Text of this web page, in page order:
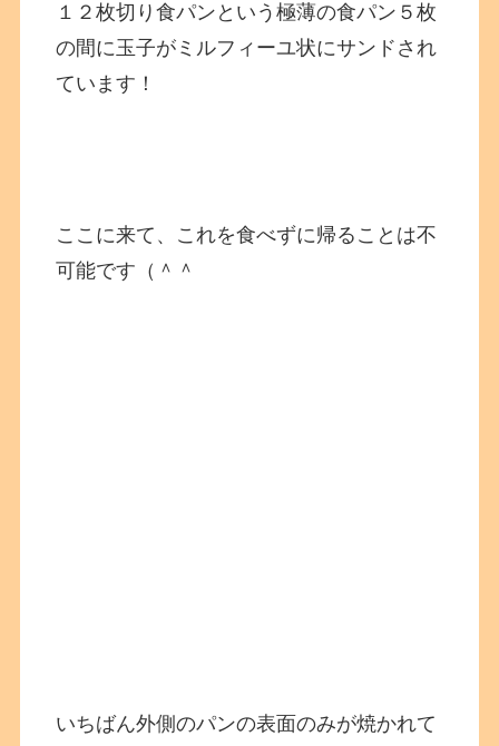
１２枚切り食パンという極薄の食パン５枚
の間に玉子がミルフィーユ状にサンドされ
ています！
ここに来て、これを食べずに帰ることは不
可能です（＾＾
いちばん外側のパンの表面のみが焼かれて